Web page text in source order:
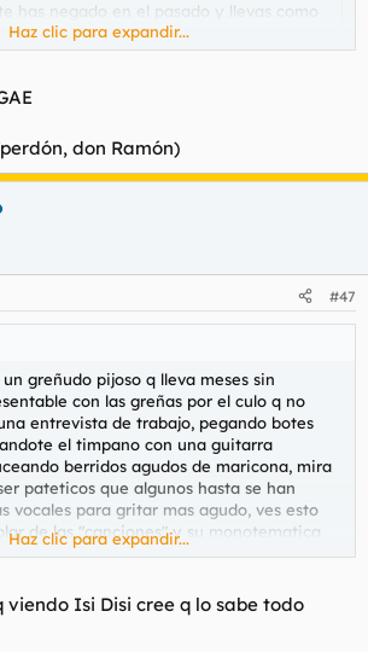
has negado en el pasado y llevas como
Haz clic para expandir...
es de lo mas gracioso,principalmente
a bailar.
llegar a los 30 años en las mismas...:S
Haz clic para expandir...
don Ramón)
#47
greñudo pijoso q lleva meses sin
con las greñas por el culo q no
entrevista de trabajo, pegando botes
el timpano con una guitarra
berridos agudos de maricona, mira
pateticos que algunos hasta se han
vocales para gritar mas agudo, ves esto
de las "canciones" y su monotematica
y anti-todo. Los conciertos jevis son el
q solo sabe beber calimocho y comer
levantar el pais, y solo saben hablar de
a la guerra" o "putos fachas". Pateticos.
Haz clic para expandir...
Isi Disi cree q lo sabe todo